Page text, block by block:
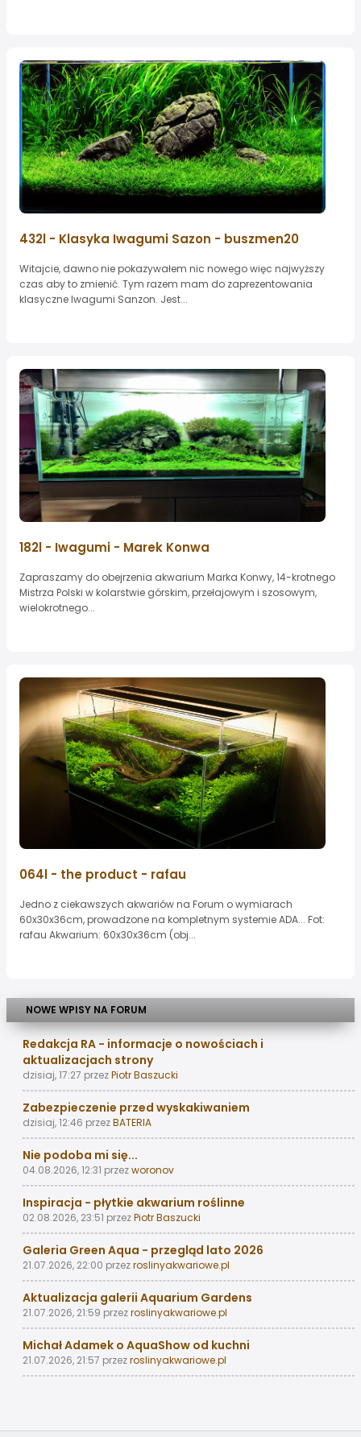
432l - Klasyka Iwagumi Sazon - buszmen20
Witajcie, dawno nie pokazywałem nic nowego więc najwyższy
czas aby to zmienić. Tym razem mam do zaprezentowania
klasyczne Iwagumi Sanzon. Jest...
182l - Iwagumi - Marek Konwa
Zapraszamy do obejrzenia akwarium Marka Konwy, 14-krotnego
Mistrza Polski w kolarstwie górskim, przełajowym i szosowym,
wielokrotnego...
064l - the product - rafau
Jedno z ciekawszych akwariów na Forum o wymiarach
60x30x36cm, prowadzone na kompletnym systemie ADA... Fot:
rafau Akwarium: 60x30x36cm (obj...
NOWE WPISY NA FORUM
Redakcja RA - informacje o nowościach i
aktualizacjach strony
dzisiaj, 17:27 przezPiotr Baszucki
Zabezpieczenie przed wyskakiwaniem
dzisiaj, 12:46 przezBATERIA
Nie podoba mi się...
04.08.2026, 12:31 przezworonov
Inspiracja - płytkie akwarium roślinne
02.08.2026, 23:51 przezPiotr Baszucki
Galeria Green Aqua - przegląd lato 2026
21.07.2026, 22:00 przezroslinyakwariowe.pl
Aktualizacja galerii Aquarium Gardens
21.07.2026, 21:59 przezroslinyakwariowe.pl
Michał Adamek o AquaShow od kuchni
21.07.2026, 21:57 przezroslinyakwariowe.pl